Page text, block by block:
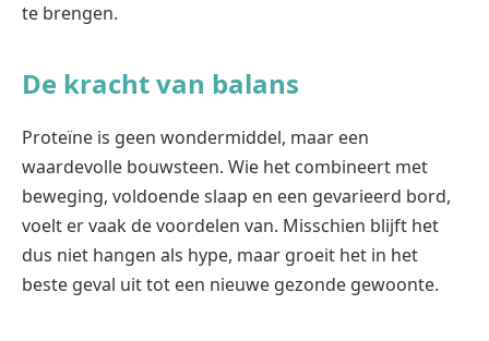
te brengen.
De kracht van balans
Proteïne is geen wondermiddel, maar een
waardevolle bouwsteen. Wie het combineert met
beweging, voldoende slaap en een gevarieerd bord,
voelt er vaak de voordelen van. Misschien blijft het
dus niet hangen als hype, maar groeit het in het
beste geval uit tot een nieuwe gezonde gewoonte.